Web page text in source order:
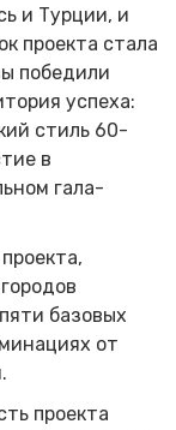
и Турции, и
проекта стала
победили
успеха:
стиль 60-
в
гала-
базовых
от
проекта